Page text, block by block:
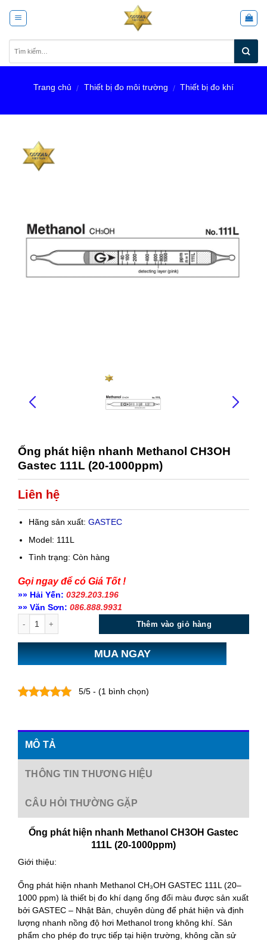
Trang chủ / Thiết bị đo môi trường / Thiết bị đo khí
Ống phát hiện nhanh Methanol CH3OH
Gastec 111L (20-1000ppm)
Liên hệ
Hãng sản xuất: GASTEC
Model: 111L
Tình trạng: Còn hàng
Gọi ngay để có Giá Tốt !
»» Hải Yến: 0329.203.196
»» Văn Sơn: 086.888.9931
Thêm vào giỏ hàng
MUA NGAY
5/5 - (1 bình chọn)
MÔ TẢ
THÔNG TIN THƯƠNG HIỆU
CÂU HỎI THƯỜNG GẶP
Ống phát hiện nhanh Methanol CH3OH Gastec
111L (20-1000ppm)
Giới thiệu:
Ống phát hiện nhanh Methanol CH₃OH GASTEC 111L (20–
1000 ppm) là thiết bị đo khí dạng ống đổi màu được sản xuất
bởi GASTEC – Nhật Bản, chuyên dùng để phát hiện và định
lượng nhanh nồng độ hơi Methanol trong không khí. Sản
phẩm cho phép đo trực tiếp tại hiện trường, không cần sử